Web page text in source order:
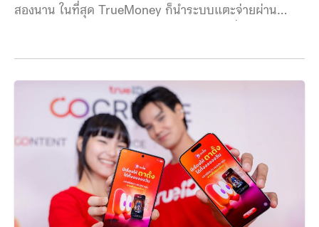
สองนาน ในที่สุด TrueMoney ก็นำระบบแตะจ่ายผ่าน
ต้องรอผู้ซื้อเปิดแอป เปิดหน้า QR เป็นเวลานาน และ
สะดวกมากขึ้น โดยผู้ใช้สามารถแตะจ่ายจากบัญชีธนาคารที่
ผูกไว้ใน True Money, เงินใน True